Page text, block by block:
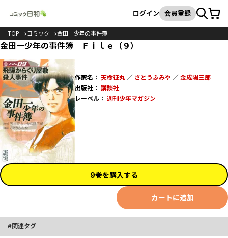
検索
ログイン 会員登録カート
TOP コミック 金田一少年の事件簿
金田一少年の事件簿 Ｆｉｌｅ（９）
作家名： 天樹征丸／ さとうふみや ／ 金成陽三郎
出版社： 講談社
レーベル： 週刊少年マガジン
9巻を購入する
カートに追加
関連タグ